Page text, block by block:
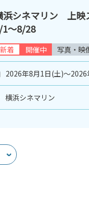
浜シネマリン 上映
～8/28
新着 開催中 写真・映
2026年8月1日(土)～
横浜シネマリン